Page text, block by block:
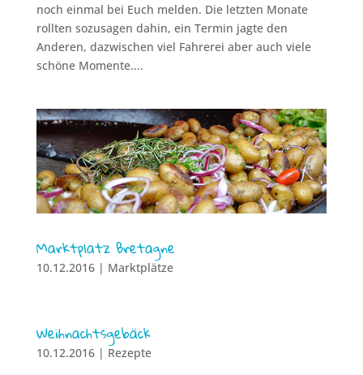
noch einmal bei Euch melden. Die letzten Monate
rollten sozusagen dahin, ein Termin jagte den
Anderen, dazwischen viel Fahrerei aber auch viele
schöne Momente....
Marktplatz Bretagne
10.12.2016| Marktplätze
Weihnachtsgebäck
10.12.2016| Rezepte